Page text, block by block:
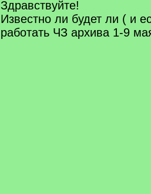
Здравствуйте!
Известно ли будет ли ( и
работать ЧЗ архива 1-9